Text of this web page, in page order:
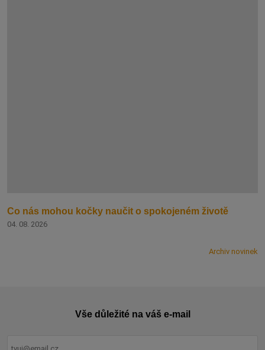
Co nás mohou kočky naučit o spokojeném životě
04. 08. 2026
Archiv novinek
Vše důležité na váš e-mail